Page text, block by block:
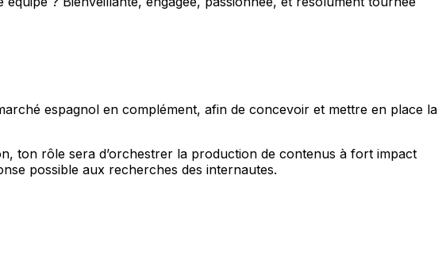
espagnol en complément, afin de concevoir et mettre en place la
ton rôle sera d’orchestrer la production de contenus à fort impact
possible aux recherches des internautes.